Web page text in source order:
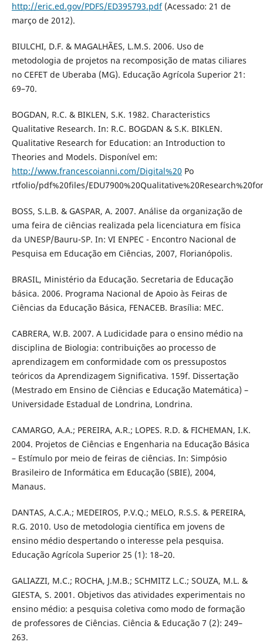
http://eric.ed.gov/PDFS/ED395793.pdf(Acessado: 21 de
março de 2012).
BIULCHI, D.F. & MAGALHÃES, L.M.S. 2006. Uso de
metodologia de projetos na recomposição de matas ciliares
no CEFET de Uberaba (MG). Educação Agrícola Superior 21:
69–70.
BOGDAN, R.C. & BIKLEN, S.K. 1982. Characteristics
Qualitative Research. In: R.C. BOGDAN & S.K. BIKLEN.
Qualitative Research for Education: an Introduction to
Theories and Models. Disponível em:
http://www.francescoianni.com/Digital%20 Po
rtfolio/pdf%20files/
BOSS, S.L.B. & GASPAR, A. 2007. Análise da organização de
uma feira de ciências realizada pela licenciatura em física
da UNESP/Bauru-SP. In: VI ENPEC - Encontro Nacional de
Pesquisa em Educação em Ciências, 2007, Florianópolis.
BRASIL, Ministério da Educação. Secretaria de Educação
básica. 2006. Programa Nacional de Apoio às Feiras de
Ciências da Educação Básica, FENACEB. Brasília: MEC.
CABRERA, W.B. 2007. A Ludicidade para o ensino médio na
disciplina de Biologia: contribuições ao processo de
aprendizagem em conformidade com os pressupostos
teóricos da Aprendizagem Significativa. 159f. Dissertação
(Mestrado em Ensino de Ciências e Educação Matemática) –
Universidade Estadual de Londrina, Londrina.
CAMARGO, A.A.; PEREIRA, A.R.; LOPES. R.D. & FICHEMAN, I.K.
2004. Projetos de Ciências e Engenharia na Educação Básica
– Estímulo por meio de feiras de ciências. In: Simpósio
Brasileiro de Informática em Educação (SBIE), 2004,
Manaus.
DANTAS, A.C.A.; MEDEIROS, P.V.Q.; MELO, R.S.S. & PEREIRA,
R.G. 2010. Uso de metodologia científica em jovens de
ensino médio despertando o interesse pela pesquisa.
Educação Agrícola Superior 25 (1): 18–20.
GALIAZZI, M.C.; ROCHA, J.M.B.; SCHMITZ L.C.; SOUZA, M.L. &
GIESTA, S. 2001. Objetivos das atividades experimentais no
ensino médio: a pesquisa coletiva como modo de formação
de professores de Ciências. Ciência & Educação 7 (2): 249–
263.